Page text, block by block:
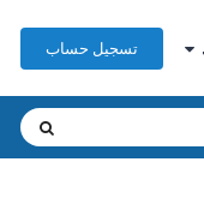
تسجيل حساب